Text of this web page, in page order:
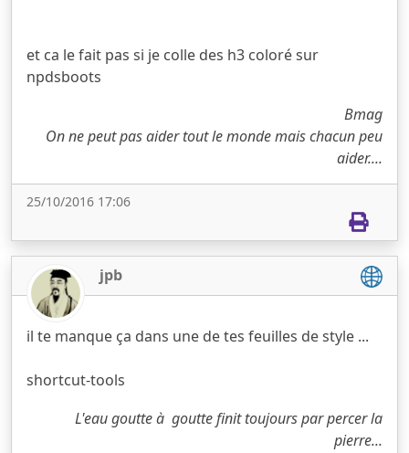
et ca le fait pas si je colle des h3 coloré sur
npdsboots
Bmag
On ne peut pas aider tout le monde mais chacun peu
aider....
25/10/2016 17:06
jpb
il te manque ça dans une de tes feuilles de style ...
shortcut-tools
L'eau goutte à goutte finit toujours par percer la
pierre...